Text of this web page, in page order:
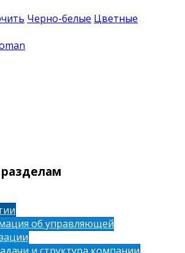
Черно-белые Цветные
об управляющей